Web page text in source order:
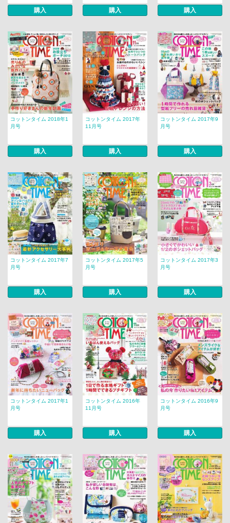
購入 購入 購入
コットンタイム 2018年1
月号
購入
コットンタイム 2017年
11月号
購入
コットンタイム 2017年9
月号
購入
コットンタイム 2017年7
月号
購入
コットンタイム 2017年5
月号
購入
コットンタイム 2017年3
月号
購入
コットンタイム 2017年1
月号
購入
コットンタイム 2016年
11月号
購入
コットンタイム 2016年9
月号
購入